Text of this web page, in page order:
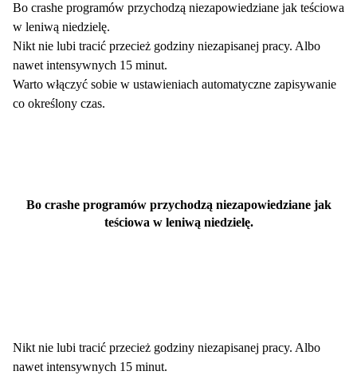
Bo crashe programów przychodzą niezapowiedziane jak teściowa
w leniwą niedzielę.
Nikt nie lubi tracić przecież godziny niezapisanej pracy. Albo
nawet intensywnych 15 minut.
Warto włączyć sobie w ustawieniach automatyczne zapisywanie
co określony czas.
Bo crashe programów przychodzą niezapowiedziane jak
teściowa w leniwą niedzielę.
Nikt nie lubi tracić przecież godziny niezapisanej pracy. Albo
nawet intensywnych 15 minut.